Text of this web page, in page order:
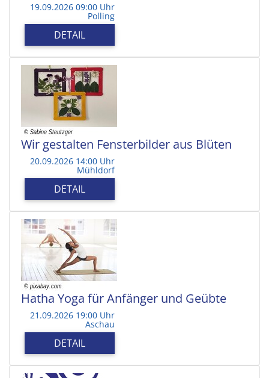
19.09.2026 09:00 Uhr
Polling
DETAIL
Wir gestalten Fensterbilder aus Blüten
20.09.2026 14:00 Uhr
Mühldorf
DETAIL
Hatha Yoga für Anfänger und Geübte
21.09.2026 19:00 Uhr
Aschau
DETAIL